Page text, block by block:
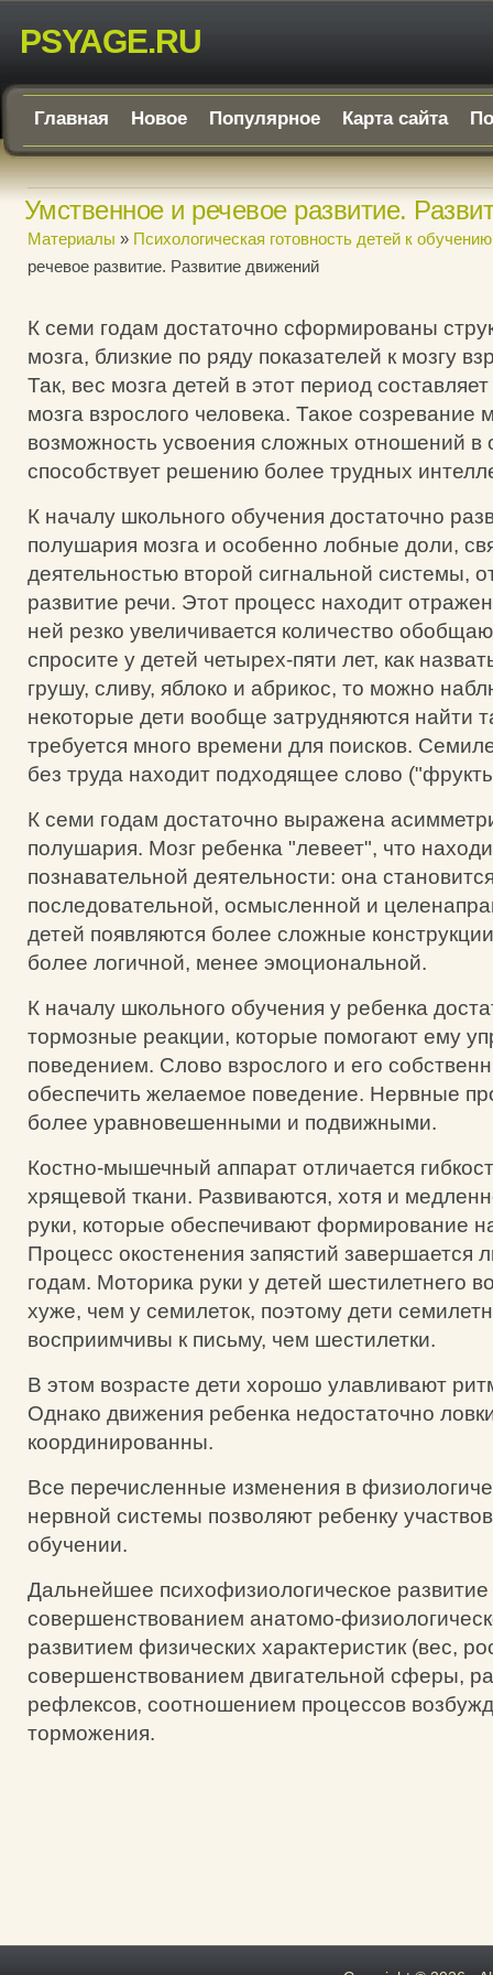
PSYAGE.RU
Главная Новое Популярное Карта сайта
Умственное и речевое развитие.
Материалы » Психологическая готовность детей к
речевое развитие. Развитие движений
К семи годам достаточно сформированы
мозга, близкие по ряду показателей к мозгу
Так, вес мозга детей в этот период
мозга взрослого человека. Такое созревание
возможность усвоения сложных отношений
способствует решению более трудных
К началу школьного обучения достаточно
полушария мозга и особенно лобные доли,
деятельностью второй сигнальной системы,
развитие речи. Этот процесс находит
ней резко увеличивается количество
спросите у детей четырех-пяти лет, как
грушу, сливу, яблоко и абрикос, то можно
некоторые дети вообще затрудняются найти
требуется много времени для поисков.
без труда находит подходящее слово
К семи годам достаточно выражена
полушария. Мозг ребенка "левеет", что
познавательной деятельности: она
последовательной, осмысленной и
детей появляются более сложные
более логичной, менее эмоциональной.
К началу школьного обучения у ребенка
тормозные реакции, которые помогают ему
поведением. Слово взрослого и его
обеспечить желаемое поведение. Нервные
более уравновешенными и подвижными.
Костно-мышечный аппарат отличается
хрящевой ткани. Развиваются, хотя и
руки, которые обеспечивают формирование
Процесс окостенения запястий завершается
годам. Моторика руки у детей шестилетнего
хуже, чем у семилеток, поэтому дети
восприимчивы к письму, чем шестилетки.
В этом возрасте дети хорошо улавливают
Однако движения ребенка недостаточно
координированны.
Все перечисленные изменения в
нервной системы позволяют ребенку
обучении.
Дальнейшее психофизиологическое развитие
совершенствованием анатомо-
развитием физических характеристик (вес,
совершенствованием двигательной сферы,
рефлексов, соотношением процессов
торможения.